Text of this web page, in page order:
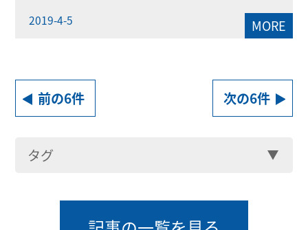
2019-4-5 MORE
前の6件 次の6件
タグ